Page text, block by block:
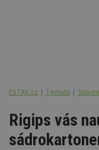
ESTAV.cz Témata
Rigips vás